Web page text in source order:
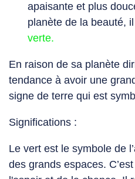
apaisante et plus
planète de la beauté,
verte.
En raison de sa planète
tendance à avoir une
signe de terre qui est
Significations :
Le vert est le symbole de
des grands espaces.